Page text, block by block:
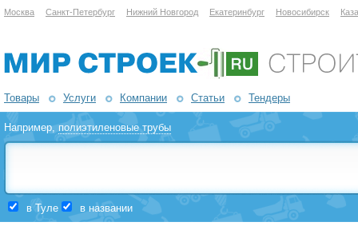
Москва Санкт-Петербург Нижний Новгород Екатеринбург Новосибирск
Товары Услуги Компании Статьи Тендеры
Например,полиэтиленовые трубы
в Туле в названии